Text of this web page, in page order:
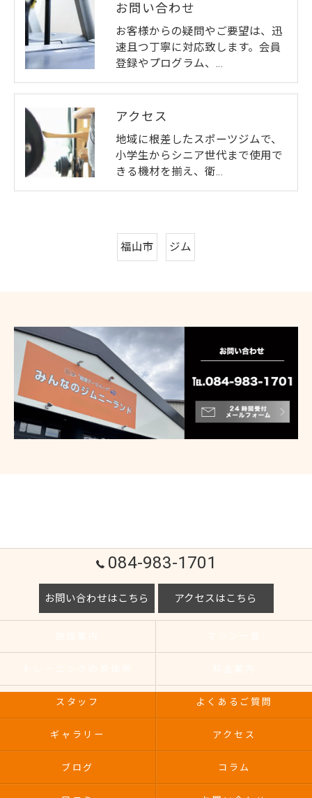
お問い合わせ
お客様からの疑問やご要望は、迅
速且つ丁寧に対応致します。会員
登録やプログラム、…
アクセス
地域に根差したスポーツジムで、
小学生からシニア世代まで使用で
きる機材を揃え、衛…
福山市 ジム
084-983-1701
お問い合わせはこちら アクセスはこちら
スタッフ よくあるご質問
ギャラリー アクセス
ブログ コラム